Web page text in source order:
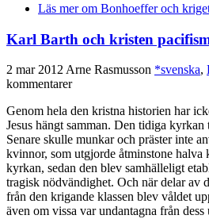
Läs merom Bonhoeffer och
Karl Barth och kristen
2 mar 2012 Arne Rasmusson *svenska,
kommentarer
Genom hela den kristna historien har
Jesus hängt samman. Den tidiga
Senare skulle munkar och präster inte
kvinnor, som utgjorde åtminstone halva
kyrkan, sedan den blev samhälleligt
tragisk nödvändighet. Och när delar av
från den krigande klassen blev våldet
även om vissa var undantagna från dess